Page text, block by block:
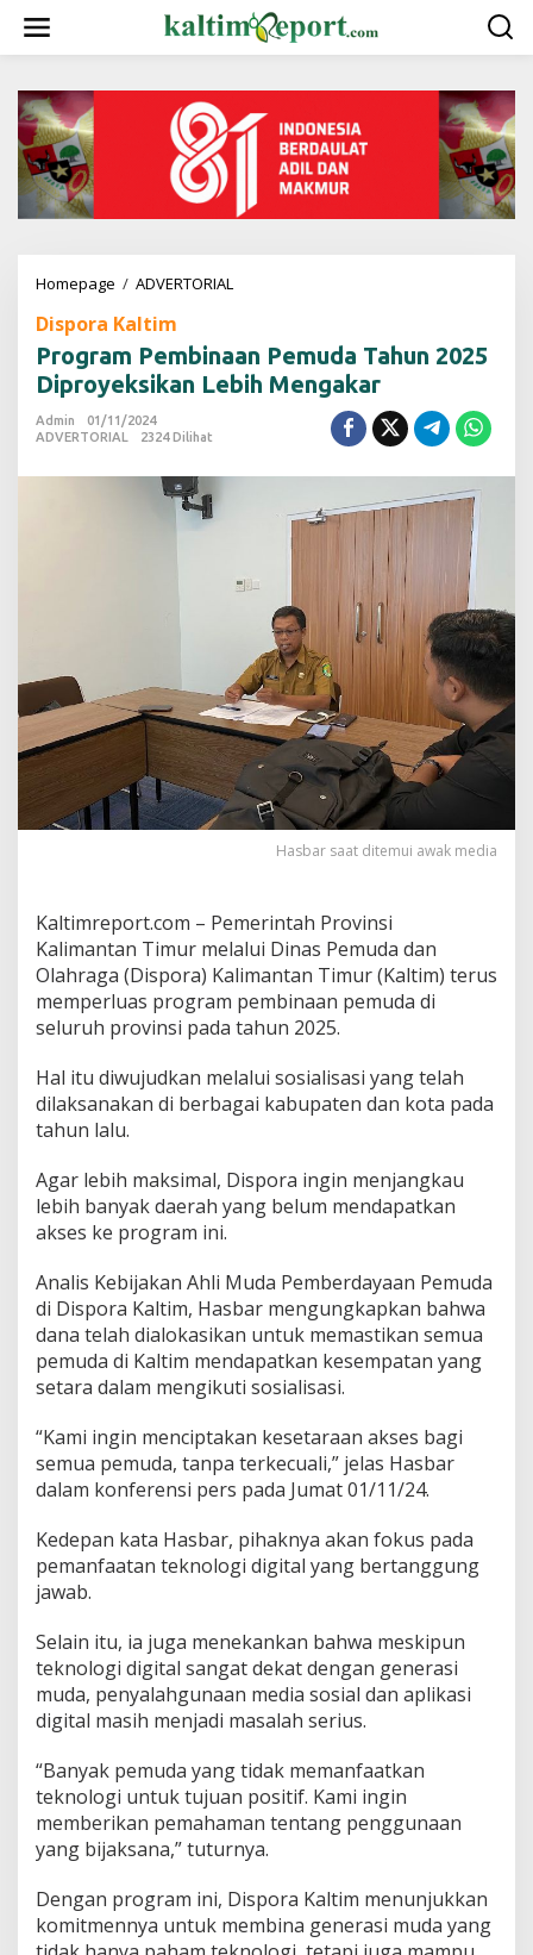
w
Homepage / ADVERTORIAL
g
r
a
m
a
m
u
d
a
T
a
h
u
5
D
i
r
o
e
k
s
a
n
i
h
M
e
n
g
k
a
r
Dispora Kaltim
Program Pembinaan Pemuda Tahun 2025
Diproyeksikan Lebih Mengakar
Admin
01/11/2024
ADVERTORIAL
2324 Dilihat
Hasbar saat ditemui awak media
Kaltimreport.com – Pemerintah Provinsi
Kalimantan Timur melalui Dinas Pemuda dan
Olahraga (Dispora) Kalimantan Timur (Kaltim) terus
memperluas program pembinaan pemuda di
seluruh provinsi pada tahun 2025.
Hal itu diwujudkan melalui sosialisasi yang telah
dilaksanakan di berbagai kabupaten dan kota pada
tahun lalu.
Agar lebih maksimal, Dispora ingin menjangkau
lebih banyak daerah yang belum mendapatkan
akses ke program ini.
Analis Kebijakan Ahli Muda Pemberdayaan Pemuda
di Dispora Kaltim, Hasbar mengungkapkan bahwa
dana telah dialokasikan untuk memastikan semua
pemuda di Kaltim mendapatkan kesempatan yang
setara dalam mengikuti sosialisasi.
“Kami ingin menciptakan kesetaraan akses bagi
semua pemuda, tanpa terkecuali,” jelas Hasbar
dalam konferensi pers pada Jumat 01/11/24.
Kedepan kata Hasbar, pihaknya akan fokus pada
pemanfaatan teknologi digital yang bertanggung
jawab.
Selain itu, ia juga menekankan bahwa meskipun
teknologi digital sangat dekat dengan generasi
muda, penyalahgunaan media sosial dan aplikasi
digital masih menjadi masalah serius.
“Banyak pemuda yang tidak memanfaatkan
teknologi untuk tujuan positif. Kami ingin
memberikan pemahaman tentang penggunaan
yang bijaksana,” tuturnya.
Dengan program ini, Dispora Kaltim menunjukkan
komitmennya untuk membina generasi muda yang